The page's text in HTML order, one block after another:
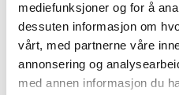
mediefunksjoner og for å
dessuten informasjon om
vårt, med partnerne våre
annonsering og
med annen informasjon du
Karbon rundt Passenger Display
Karbon diffuser
EVENTER